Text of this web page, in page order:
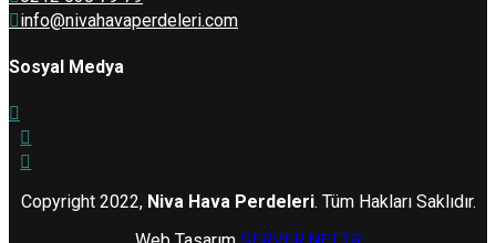
info@nivahavaperdeleri.com
Sosyal Medya
Copyright 2022, Niva Hava Perdeleri. Tüm Hakları Saklıdır.